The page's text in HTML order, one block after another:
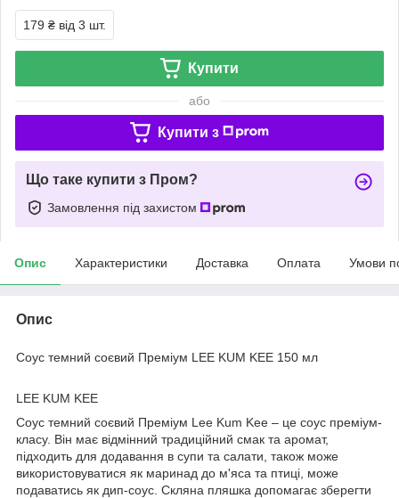
179 ₴ від 3 шт.
Купити
або
Купити з
Що таке купити з Пром?
Замовлення під захистом
Опис Характеристики Доставка Оплата Умови
Опис
Соус темний соєвий Преміум LEE KUM KEE 150 мл
LEE KUM KEE
Соус темний соєвий Преміум Lee Kum Kee – це соус преміум-
класу. Він має відмінний традиційний смак та аромат,
підходить для додавання в супи та салати, також може
використовуватися як маринад до м'яса та птиці, може
подаватись як дип-соус. Скляна пляшка допомагає зберегти